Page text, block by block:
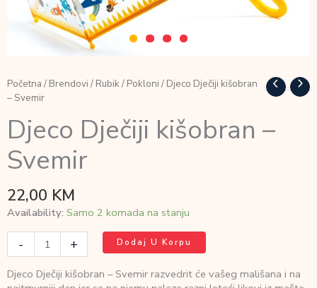
Početna / Brendovi / Rubik/ Pokloni / Djeco Dječiji kišobran
– Svemir
Djeco Dječiji kišobran –
Svemir
22,00 KM
Availability: Samo 2 komada na stanju
-
-
+ Dodaj U Korpu
Djeco Dječiji kišobran – Svemir razvedrit će vašeg mališana i na